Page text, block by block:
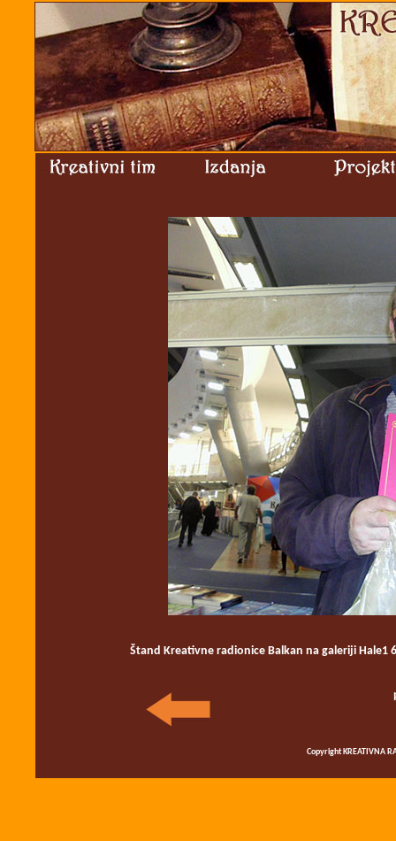
Štand Kreativne radionice Balkan na galeriji
Copyright KREATIVNA